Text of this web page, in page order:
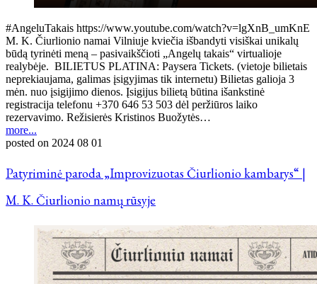
#AngeluTakais https://www.youtube.com/watch?v=lgXnB_umKnE
M. K. Čiurlionio namai Vilniuje kviečia išbandyti visiškai unikalų
būdą tyrinėti meną – pasivaikščioti „Angelų takais“ virtualioje
realybėje. BILIETUS PLATINA: Paysera Tickets. (vietoje bilietais
neprekiaujama, galimas įsigyjimas tik internetu) Bilietas galioja 3
mėn. nuo įsigijimo dienos. Įsigijus bilietą būtina išankstinė
registracija telefonu +370 646 53 503 dėl peržiūros laiko
rezervavimo. Režisierės Kristinos Buožytės…
more...
posted on 2024 08 01
Patyriminė paroda „Improvizuotas Čiurlionio kambarys“ |
M. K. Čiurlionio namų rūsyje